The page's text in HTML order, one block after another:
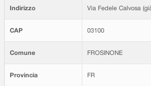
Indirizzo Via Fedele Calvosa
CAP 03100
Comune FROSINONE
Provincia FR